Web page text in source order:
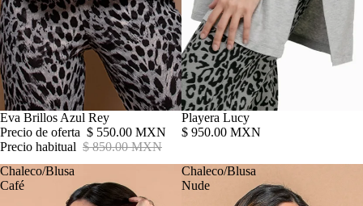
Oferta
Eva Brillos Azul Rey
Precio de oferta $ 550.00 MXN
Precio habitual $ 850.00 MXN
Playera Lucy
$ 950.00 MXN
Chaleco/Blusa
Café
Chaleco/Blusa
Nude